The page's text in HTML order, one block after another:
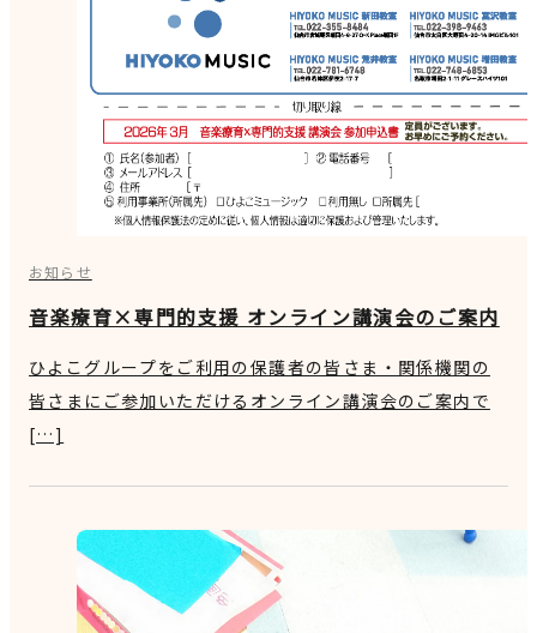
お知らせ
音楽療育×専門的支援 オンライン講演会のご案内
ひよこグループをご利用の保護者の皆さま・関係機関の
皆さまにご参加いただけるオンライン講演会のご案内で
[…]